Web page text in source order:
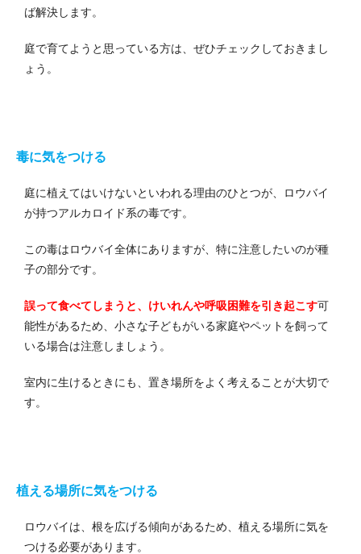
ば解決します。
庭で育てようと思っている方は、ぜひチェックしておきまし
ょう。
毒に気をつける
庭に植えてはいけないといわれる理由のひとつが、ロウバイ
が持つアルカロイド系の毒です。
この毒はロウバイ全体にありますが、特に注意したいのが種
子の部分です。
誤って食べてしまうと、けいれんや呼吸困難を引き起こす可
能性があるため、小さな子どもがいる家庭やペットを飼って
いる場合は注意しましょう。
室内に生けるときにも、置き場所をよく考えることが大切で
す。
植える場所に気をつける
ロウバイは、根を広げる傾向があるため、植える場所に気を
つける必要があります。